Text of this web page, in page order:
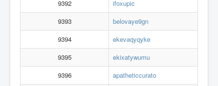
9392
ifoxupic
9393
belovaye9gn
9394
ekevaqyqyke
9395
ekixatywumu
9396
apatheticcurato